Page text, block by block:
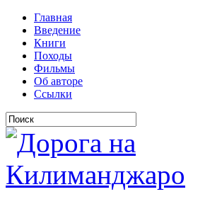
Главная
Введение
Книги
Походы
Фильмы
Об авторе
Ссылки